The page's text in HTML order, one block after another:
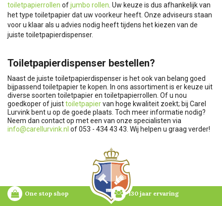
toiletpapierrollen ofjumbo rollen . Uw keuze is dus afhankelijk van
het type toiletpapier dat uw voorkeur heeft. Onze adviseurs staan
voor u klaar als u advies nodig heeft tijdens het kiezen van de
juiste toiletpapierdispenser.
Toiletpapierdispenser bestellen?
Naast de juiste toiletpapierdispenser is het ook van belang goed
bijpassend toiletpapier te kopen. In ons assortiment is er keuze uit
diverse soorten toiletpapier en toiletpapierrollen. Of u nou
goedkoper of juisttoiletpapiervan hoge kwaliteit zoekt; bij Carel
Lurvink bent u op de goede plaats. Toch meer informatie nodig?
Neem dan contact op met een van onze specialisten via
info@carellurvink.nl of 053 - 434 43 43. Wij helpen u graag verder!
One stop shop 130 jaar ervaring